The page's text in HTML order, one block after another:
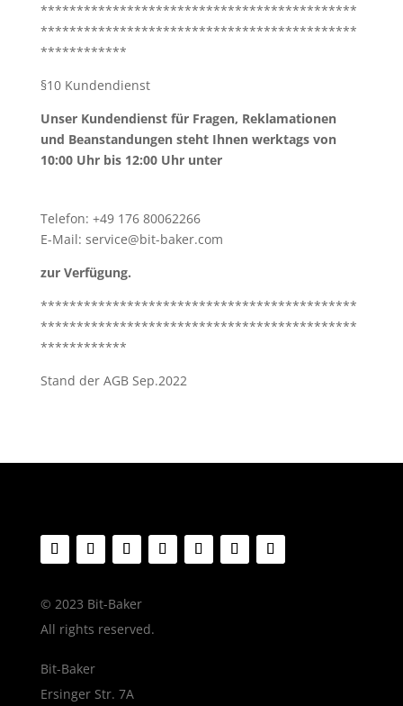
********************************************
********************************************
************
§10 Kundendienst
Unser Kundendienst für Fragen, Reklamationen
und Beanstandungen steht Ihnen werktags von
10:00 Uhr bis 12:00 Uhr unter
Telefon: +49 176 80062266
E-Mail: service@bit-baker.com
zur Verfügung.
********************************************
********************************************
************
Stand der AGB Sep.2022
© 2023 Bit-Baker
All rights reserved.
Bit-Baker
Ersinger Str. 7A